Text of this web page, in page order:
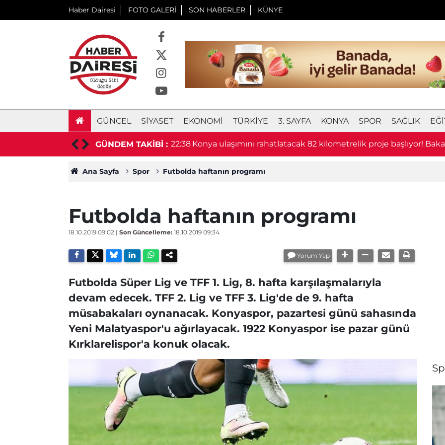
Haber Dairesi FOTO GALERİ SON HABERLER KÜNYE
GÜNCEL SIYASET EKONOMI TÜRKIYE 3. SAYFA KONYA SPOR SAĞLIK
GÜNDEM TAKİBİ :
hayatını kaybetti 22:38 Konya ulaşımını rahatlatacak 82 kilometrelik proje başlıyor!
duyurdu
Ana Sayfa Spor Futbolda haftanın programı
Futbolda haftanın programı
18.10.2019 09:02 | Son Güncelleme: 18.10.2019 09:34
Yorum Yap
Futbolda Süper Lig ve TFF 1. Lig, 8. hafta karşılaşmalarıyla
devam edecek. TFF 2. Lig ve TFF 3. Lig'de de 9. hafta
müsabakaları oynanacak. Konyaspor, pazartesi günü sahasında
Yeni Malatyaspor'u ağırlayacak. 1922 Konyaspor ise pazar günü
Kırklarelispor'a konuk olacak.